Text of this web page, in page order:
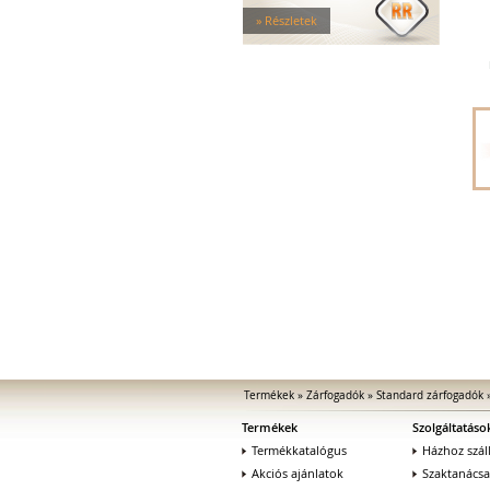
Tűzgátló zárfogadók
Nagy biztonságú zárfogadók
Zárfogadók üvegajtókhoz
» Részletek
Termékek» Zárfogadók» Standard zárfogadók
Termékek
Termékkatalógus
Akciós ajánlatok
Házhoz